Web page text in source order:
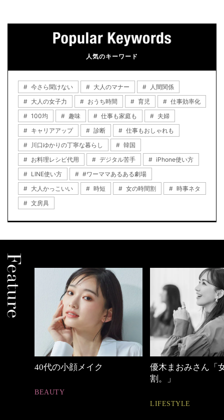
人気のキーワード
今さら聞けない 大人のマナー
人間関係
大人の女子力
おうち時間 育児
仕事効率化
100均
趣味 仕事も家庭も
夫婦
キャリアアップ
診断
仕事もおしゃれも
川口ゆかりの丁寧な暮らし
韓国
お料理レシピ代用
デジタル苦手
iPhone使い方
LINE使い方
#ワーママあるある劇場
大人かっこいい
時短 女の時間割
時事ネタ
文房具
40代の小顔メイク
BEAUTY
優木まおみさん「
割。」
LIFESTYLE